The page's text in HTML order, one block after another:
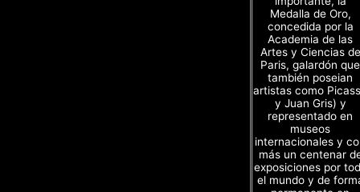
Medalla de Oro,
concedida por la
Academia de las
Artes y Ciencias de
Paris, galardón que
también poseian
artistas como
y Juan Gris) y
representado en
museos
internacionales y
más un centenar
exposiciones por
el mundo y de